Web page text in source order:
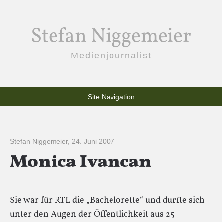
Stefan Niggemeier
Medienjournalist
Site Navigation
Stefan Niggemeier, 24. Juni 2007
Monica Ivancan
Sie war für RTL die „Bachelorette“ und durfte sich
unter den Augen der Öffentlichkeit aus 25